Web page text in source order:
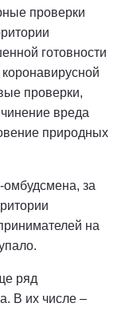
проверки
готовности
проверки,
вреда
природных
за
на
ряд
В их числе –